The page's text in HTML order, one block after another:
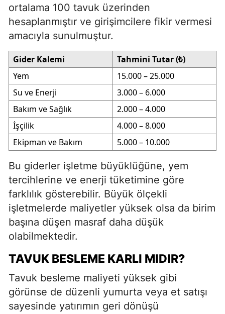
ortalama 100 tavuk üzerinden
hesaplanmıştır ve girişimcilere fikir vermesi
amacıyla sunulmuştur.
Gider Kalemi
Tahmini Tutar (₺)
Yem
15.000 – 25.000
Su ve Enerji
3.000 – 6.000
Bakım ve Sağlık
2.000 – 4.000
İşçilik
4.000 – 8.000
Ekipman ve Bakım
5.000 – 10.000
Bu giderler işletme büyüklüğüne, yem
tercihlerine ve enerji tüketimine göre
farklılık gösterebilir. Büyük ölçekli
işletmelerde maliyetler yüksek olsa da birim
başına düşen masraf daha düşük
olabilmektedir.
TAVUK BESLEME KARLI MIDIR?
Tavuk besleme maliyeti yüksek gibi
görünse de düzenli yumurta veya et satışı
sayesinde yatırımın geri dönüşü